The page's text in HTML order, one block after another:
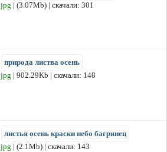
jpg | (3.07Mb) | скачали: 301
природа листва осень
jpg | 902.29Kb | скачали: 148
листья осень краски небо багрянец
jpg | (2.1Mb) | скачали: 143